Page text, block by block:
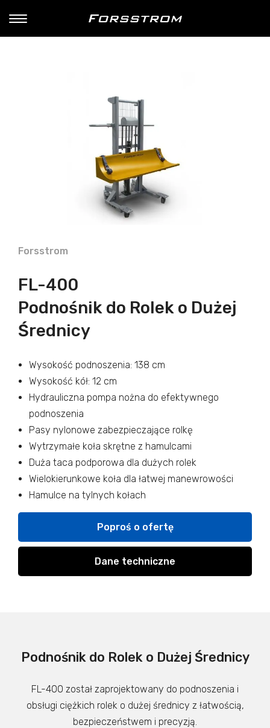
Forsstrom
FL-400
Podnośnik do Rolek o Dużej
Średnicy
Wysokość podnoszenia: 138 cm
Wysokość kół: 12 cm
Hydrauliczna pompa nożna do efektywnego
podnoszenia
Pasy nylonowe zabezpieczające rolkę
Wytrzymałe koła skrętne z hamulcami
Duża taca podporowa dla dużych rolek
Wielokierunkowe koła dla łatwej manewrowości
Hamulce na tylnych kołach
Poproś o ofertę
Dane techniczne
Podnośnik do Rolek o Dużej Średnicy
FL-400 został zaprojektowany do podnoszenia i
obsługi ciężkich rolek o dużej średnicy z łatwością,
bezpieczeństwem i precyzją.